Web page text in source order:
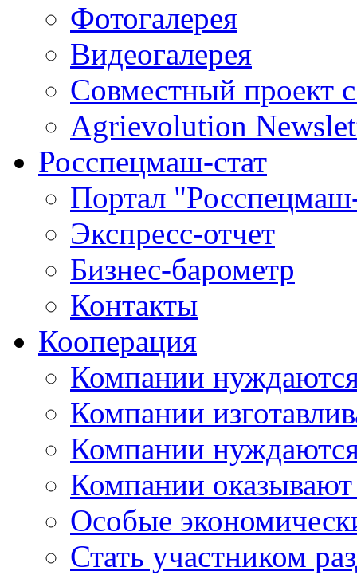
Фотогалерея
Видеогалерея
Совместный проект
Agrievolution
Росспецмаш-стат
Портал
Экспресс-отчет
Бизнес-барометр
Контакты
Кооперация
Компании
Компании
Компании
Компании оказывают
Особые
Стать участником